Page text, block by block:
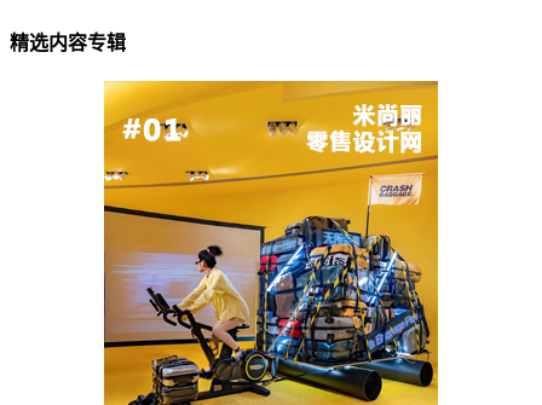
精选内容专辑